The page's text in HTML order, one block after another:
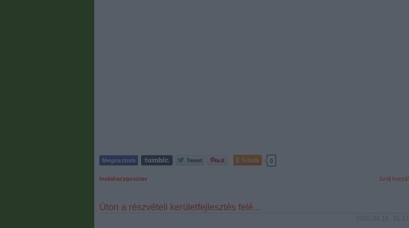
Tetszik 0
budahazygusztav Szólj hozzá!
Úton a részvételi kerületfejlesztés felé...